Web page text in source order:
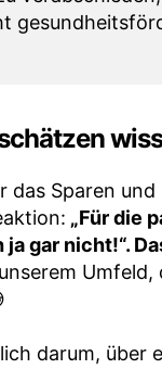
das Sparen und
„Für die
gar nicht!“.
Umfeld,
darum, über